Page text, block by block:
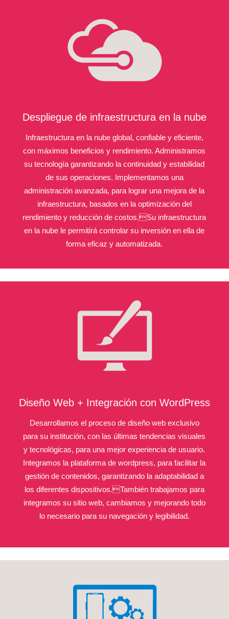
Despliegue de infraestructura en la nube
Infraestructura en la nube global, confiable y eficiente,
con máximos beneficios y rendimiento. Administramos
su tecnología garantizando la continuidad y estabilidad
de sus operaciones. Implementamos una
administración avanzada, para lograr una mejora de la
infraestructura, basados en la optimización del
rendimiento y reducción de costos.Su infraestructura
en la nube le permitirá controlar su inversión en ella de
forma eficaz y automatizada.
Diseño Web + Integración con WordPress
Desarrollamos el proceso de diseño web exclusivo
para su institución, con las últimas tendencias visuales
y tecnológicas, para una mejor experiencia de usuario.
Integramos la plataforma de wordpress, para facilitar la
gestión de contenidos, garantizando la adaptabilidad a
los diferentes dispositivos.También trabajamos para
integramos su sitio web, cambiamos y mejorando todo
lo necesario para su navegación y legibilidad.